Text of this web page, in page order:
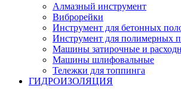
Алмазный инструмент
Виброрейки
Инструмент для бетонных
Инструмент для полимерных
Машины затирочные и
Машины шлифовальные
Тележки для топпинга
ГИДРОИЗОЛЯЦИЯ